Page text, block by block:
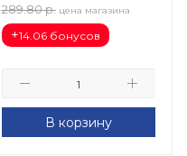
289.80 р. цена магазина
+14.06 бонусов
В корзину